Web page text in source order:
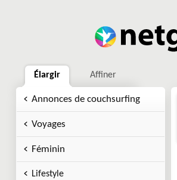
Élargir Affiner
Annonces de couchsurfing
Voyages
Féminin
Lifestyle